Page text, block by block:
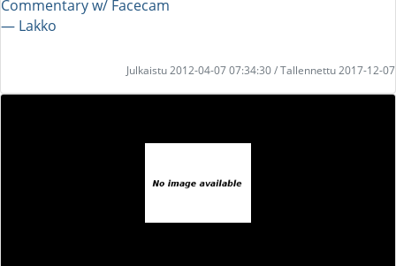
Commentary w/ Facecam
― Lakko
Julkaistu 2012-04-07 07:34:30 / Tallennettu 2017-12-07